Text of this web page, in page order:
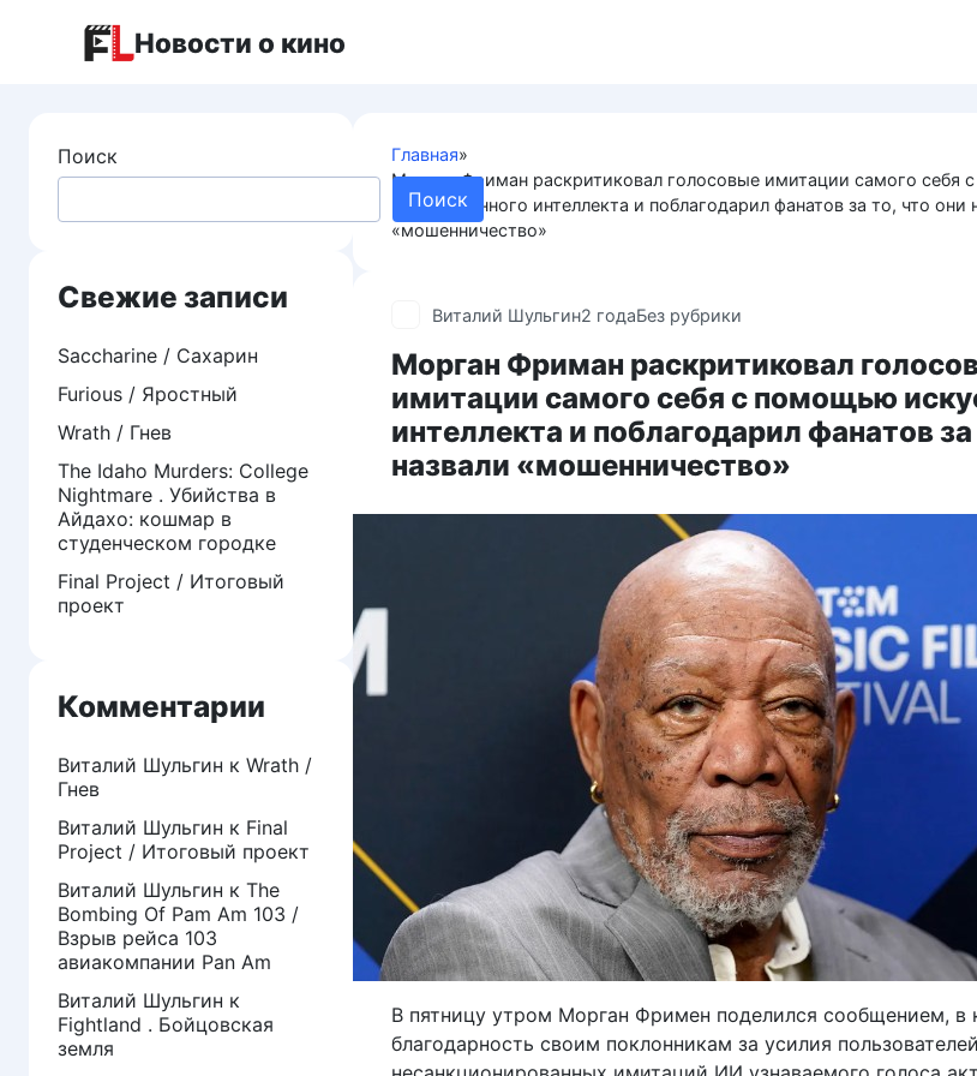
Новости о кино
Главная»
Морган Фриман раскритиковал голосовые имитации самого себя
искусственного интеллекта и поблагодарил фанатов за то, что они
«мошенничество»
Виталий Шульгин2 годаБез рубрики
Морган Фриман раскритиковал
имитации самого себя с помощью
интеллекта и поблагодарил фанатов за
назвали «мошенничество»
В пятницу утром Морган Фримен поделился сообщением, в
благодарность своим поклонникам за усилия
Поиск
Поиск
Свежие записи
Saccharine / Сахарин
Furious / Яростный
Wrath / Гнев
The Idaho Murders: College
Nightmare . Убийства в
Айдахо: кошмар в
студенческом городке
Final Project / Итоговый
проект
Комментарии
Виталий Шульгин к Wrath /
Гнев
Виталий Шульгин к Final
Project / Итоговый проект
Виталий Шульгин к The
Bombing Of Pam Am 103 /
Взрыв рейса 103
авиакомпании Pan Am
Виталий Шульгин к
Fightland . Бойцовская
земля